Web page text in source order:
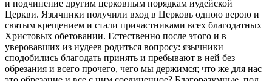
и подчинение другим церковным порядкам иудейской
Церкви. Язычники получили вход в Церковь одною верою и
святым крещением и стали причастниками всех благодатных
Христовых обетовании. Естественно после этого и в
уверовавших из иудеев родиться вопросу: язычники
сподобились благодать принять и пребывают в ней без
обрезания и всего прочего, чего мы держимся; что же для нас